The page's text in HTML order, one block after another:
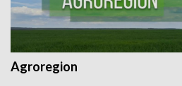
Agroregion